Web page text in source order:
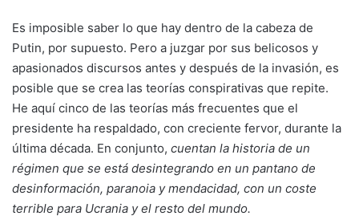
Es imposible saber lo que hay dentro de la cabeza de
Putin, por supuesto. Pero a juzgar por sus belicosos y
apasionados discursos antes y después de la invasión, es
posible que se crea las teorías conspirativas que repite.
He aquí cinco de las teorías más frecuentes que el
presidente ha respaldado, con creciente fervor, durante la
última década. En conjunto, cuentan la historia de un
régimen que se está desintegrando en un pantano de
desinformación, paranoia y mendacidad, con un coste
terrible para Ucrania y el resto del mundo.